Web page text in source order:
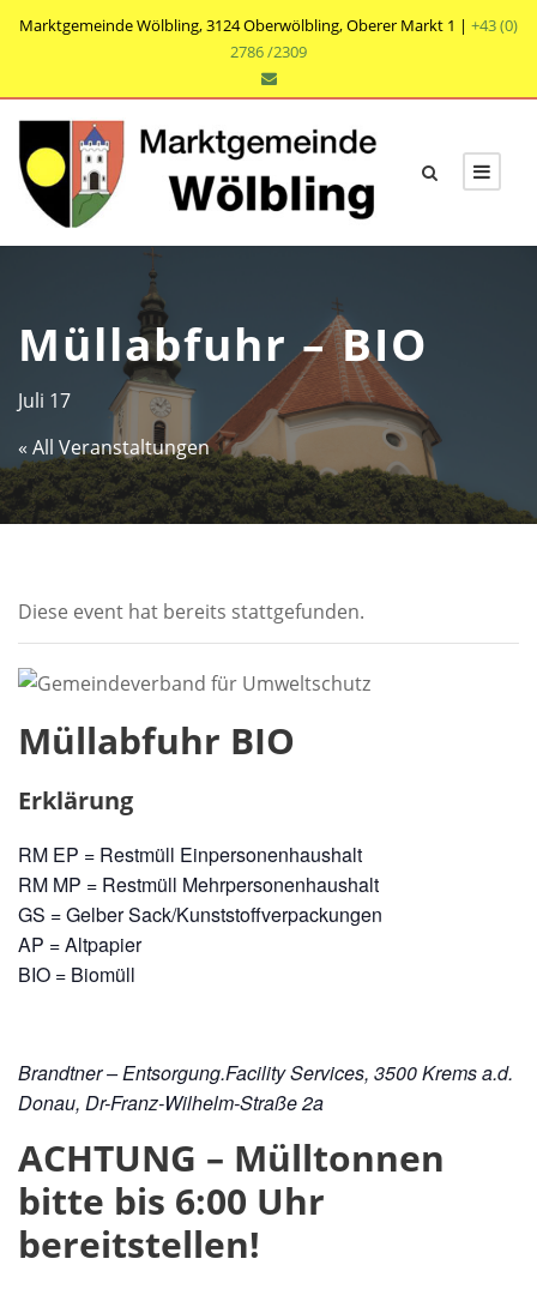
Marktgemeinde Wölbling, 3124 Oberwölbling, Oberer Markt 1 | +43 (0)
2786 /2309
Müllabfuhr – BIO
Juli 17
« All Veranstaltungen
Diese event hat bereits stattgefunden.
Müllabfuhr BIO
Erklärung
RM EP = Restmüll Einpersonenhaushalt
RM MP = Restmüll Mehrpersonenhaushalt
GS = Gelber Sack/Kunststoffverpackungen
AP = Altpapier
BIO = Biomüll
Brandtner – Entsorgung.Facility Services, 3500 Krems a.d.
Donau, Dr-Franz-Wilhelm-Straße 2a
ACHTUNG – Mülltonnen
bitte bis 6:00 Uhr
bereitstellen!